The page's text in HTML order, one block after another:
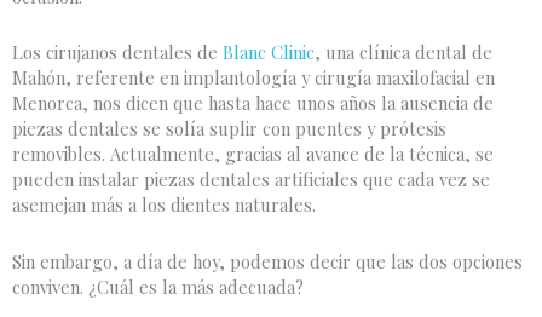
Los cirujanos dentales de Blanc Clinic, una clínica dental de
Mahón, referente en implantología y cirugía maxilofacial en
Menorca, nos dicen que hasta hace unos años la ausencia de
piezas dentales se solía suplir con puentes y prótesis
removibles. Actualmente, gracias al avance de la técnica, se
pueden instalar piezas dentales artificiales que cada vez se
asemejan más a los dientes naturales.
Sin embargo, a día de hoy, podemos decir que las dos opciones
conviven. ¿Cuál es la más adecuada?